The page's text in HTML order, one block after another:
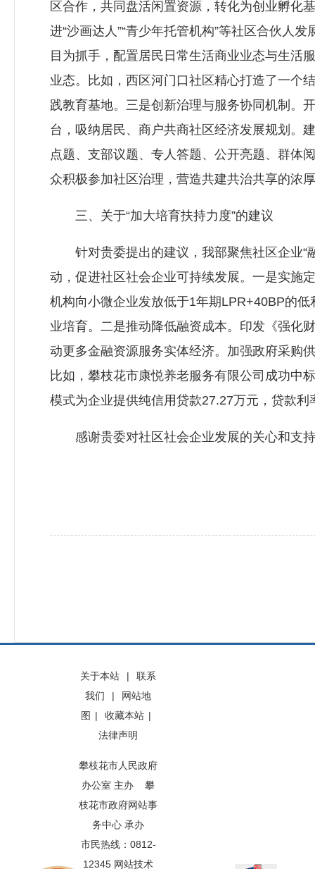
区合作，共同盘活闲置资源，转化为创业孵化
进“沙画达人”“青少年托管机构”等社区合伙人
目为抓手，配置居民日常生活商业业态与生活
业态。比如，西区河门口社区精心打造了一个
践教育基地。三是创新治理与服务协同机制。
台，吸纳居民、商户共商社区经济发展规划。
点题、支部议题、专人答题、公开亮题、群体
众积极参加社区治理，营造共建共治共享的浓
三、关于“加大培育扶持力度”的建议
针对贵委提出的建议，我部聚焦社区企业“
动，促进社区社会企业可持续发展。一是实施
机构向小微企业发放低于1年期LPR+40BP的
业培育。二是推动降低融资成本。印发《强化
动更多金融资源服务实体经济。加强政府采购
比如，攀枝花市康悦养老服务有限公司成功中
模式为企业提供纯信用贷款27.27万元，贷款
感谢贵委对社区社会企业发展的关心和支持
关于本站 |
联系
我们
|
网站地
图 | 收藏本站 |
法律声明
攀枝花市人民政府
办公室 主办 攀
枝花市政府网站事
务中心 承办
市民热线：0812-
12345 网站技术